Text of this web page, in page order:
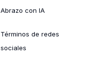
Abrazo con IA
Términos de redes
sociales